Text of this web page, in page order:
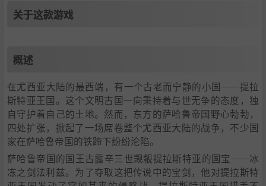
关于这款游戏
概述
在尤西亚大陆的最西端，有一个古老而宁静的小国——提拉
斯特亚王国。这个文明古国一向秉持着与世无争的态度，独
自守护着自己的土地。然而，东方的萨哈鲁帝国野心勃勃，
四处扩张，掀起了一场席卷整个尤西亚大陆的战争，不少国
家在萨哈鲁帝国的铁蹄下纷纷沦陷。
萨哈鲁帝国的国王古露辛三世觊觎提拉斯特亚的国宝——冰
冻之剑法利兹。为了夺取这把传说中的宝剑，他对提拉斯特